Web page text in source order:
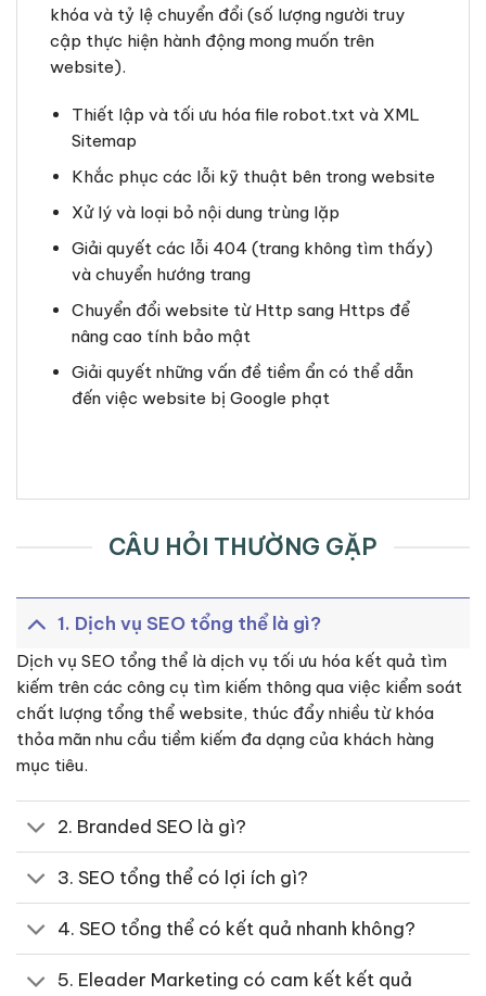
khóa và tỷ lệ chuyển đổi (số lượng người truy
cập thực hiện hành động mong muốn trên
website).
Thiết lập và tối ưu hóa file robot.txt và XML
Sitemap
Khắc phục các lỗi kỹ thuật bên trong website
Xử lý và loại bỏ nội dung trùng lặp
Giải quyết các lỗi 404 (trang không tìm thấy)
và chuyển hướng trang
Chuyển đổi website từ Http sang Https để
nâng cao tính bảo mật
Giải quyết những vấn đề tiềm ẩn có thể dẫn
đến việc website bị Google phạt
CÂU HỎI THƯỜNG GẶP
1. Dịch vụ SEO tổng thể là gì?
Dịch vụ SEO tổng thể là dịch vụ tối ưu hóa kết quả tìm
kiếm trên các công cụ tìm kiếm thông qua việc kiểm soát
chất lượng tổng thể website, thúc đẩy nhiều từ khóa
thỏa mãn nhu cầu tiềm kiếm đa dạng của khách hàng
mục tiêu.
2. Branded SEO là gì?
3. SEO tổng thể có lợi ích gì?
4. SEO tổng thể có kết quả nhanh không?
5. Eleader Marketing có cam kết kết quả